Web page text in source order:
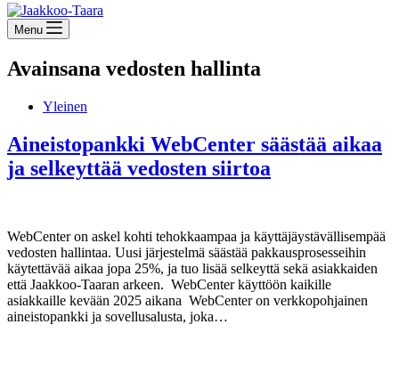
Menu
Avainsana vedosten hallinta
Yleinen
Aineistopankki WebCenter säästää aikaa
ja selkeyttää vedosten siirtoa
WebCenter on askel kohti tehokkaampaa ja käyttäjäystävällisempää
vedosten hallintaa. Uusi järjestelmä säästää pakkausprosesseihin
käytettävää aikaa jopa 25%, ja tuo lisää selkeyttä sekä asiakkaiden
että Jaakkoo-Taaran arkeen. WebCenter käyttöön kaikille
asiakkaille kevään 2025 aikana WebCenter on verkkopohjainen
aineistopankki ja sovellusalusta, joka…